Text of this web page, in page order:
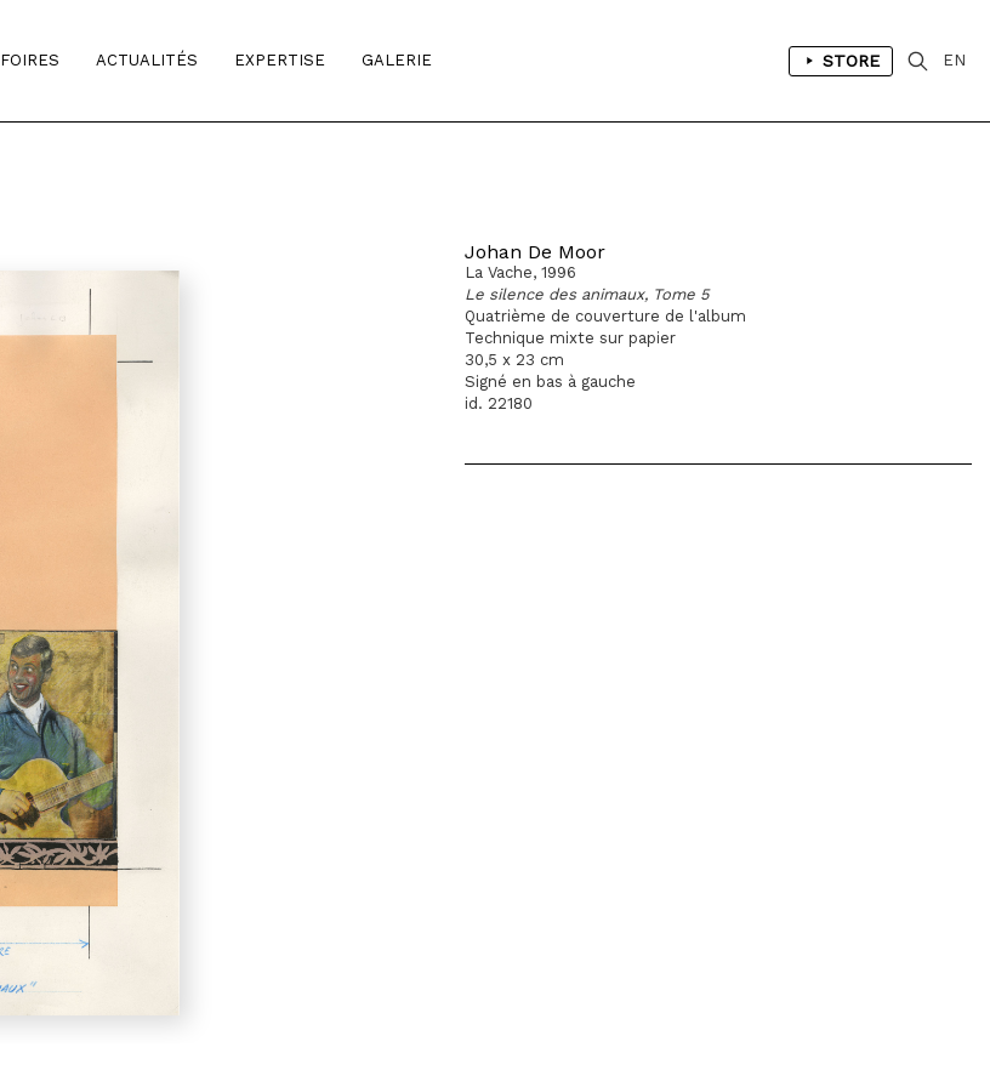
FOIRES ACTUALITÉS EXPERTISE GALERIE STORE EN
Johan De Moor
La Vache, 1996
Le silence des animaux, Tome 5
Quatrième de couverture de l'album
Technique mixte sur papier
30,5 x 23 cm
Signé en bas à gauche
id. 22180